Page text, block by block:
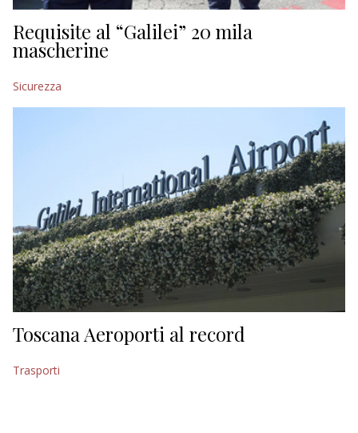
Requisite al “Galilei” 20 mila
mascherine
Sicurezza
Toscana Aeroporti al record
Trasporti